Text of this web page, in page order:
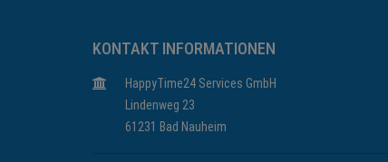
KONTAKT INFORMATIONEN
HappyTime24 Services GmbH
Lindenweg 23
61231 Bad Nauheim